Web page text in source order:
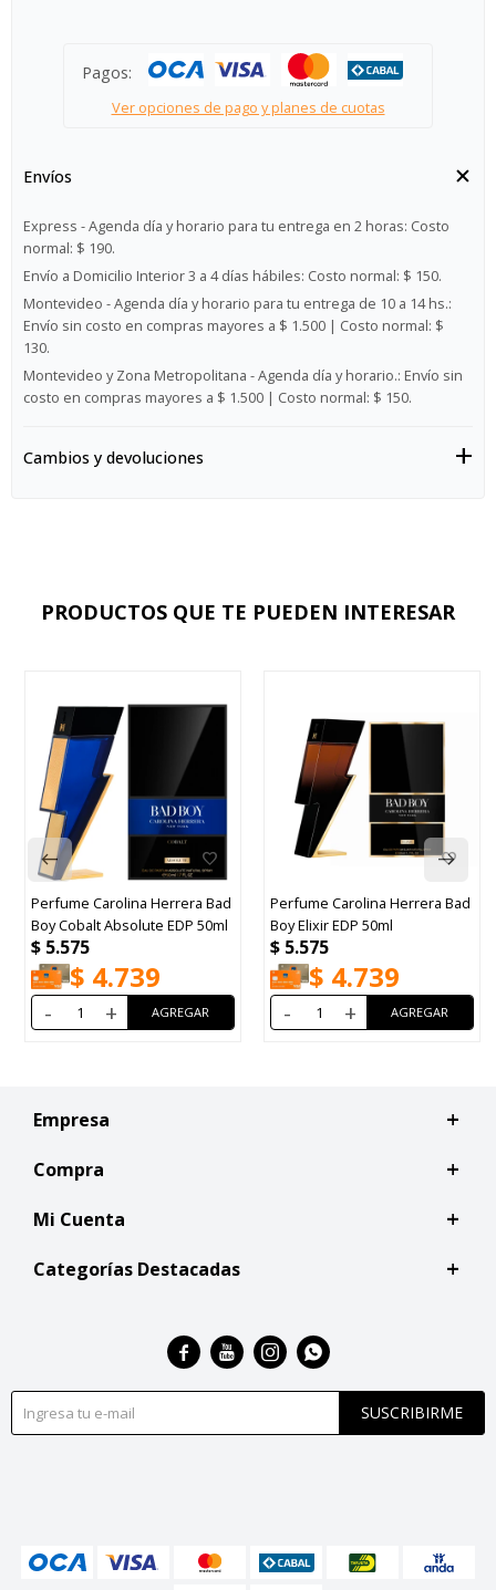
Pagos:
Ver opciones de pago y planes de cuotas
Envíos
Express - Agenda día y horario para tu entrega en 2 horas: Costo
normal: $ 190.
Envío a Domicilio Interior 3 a 4 días hábiles: Costo normal: $ 150.
Montevideo - Agenda día y horario para tu entrega de 10 a 14 hs.:
Envío sin costo en compras mayores a $ 1.500 | Costo normal: $
130.
Montevideo y Zona Metropolitana - Agenda día y horario.: Envío sin
costo en compras mayores a $ 1.500 | Costo normal: $ 150.
Cambios y devoluciones
PRODUCTOS QUE TE PUEDEN INTERESAR
Perfume Carolina Herrera Bad
Boy Cobalt Absolute EDP 50ml
$ 5.575
$ 4.739
- +
Perfume Carolina Herrera Bad
Boy Elixir EDP 50ml
$ 5.575
$ 4.739
- +
Empresa
Compra
Mi Cuenta
Categorías Destacadas
SUSCRIBIRME
   